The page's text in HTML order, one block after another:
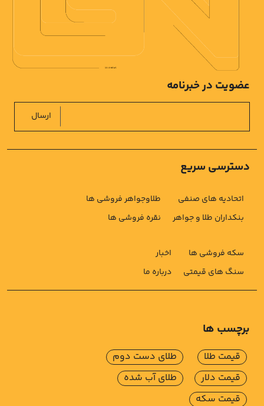
دسترسی سریع
اتحادیه های صنفی
بنکداران طلا و جواهر
طلاوجواهر فروشی ها
نقره فروشی ها
سکه فروشی ها
سنگ های قیمتی
اخبار
درباره ما
عضویت در خبرنامه
ارسال
برچسب ها
قیمت طلا
قیمت دلار
قیمت سکه
طلای دست دوم
طلای آب شده